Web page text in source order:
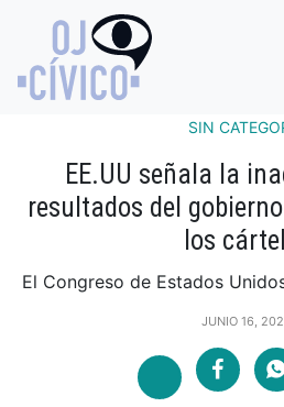
SIN
EE.UU señala la
resultados del
los
El Congreso de Estados
JUNIO 16,